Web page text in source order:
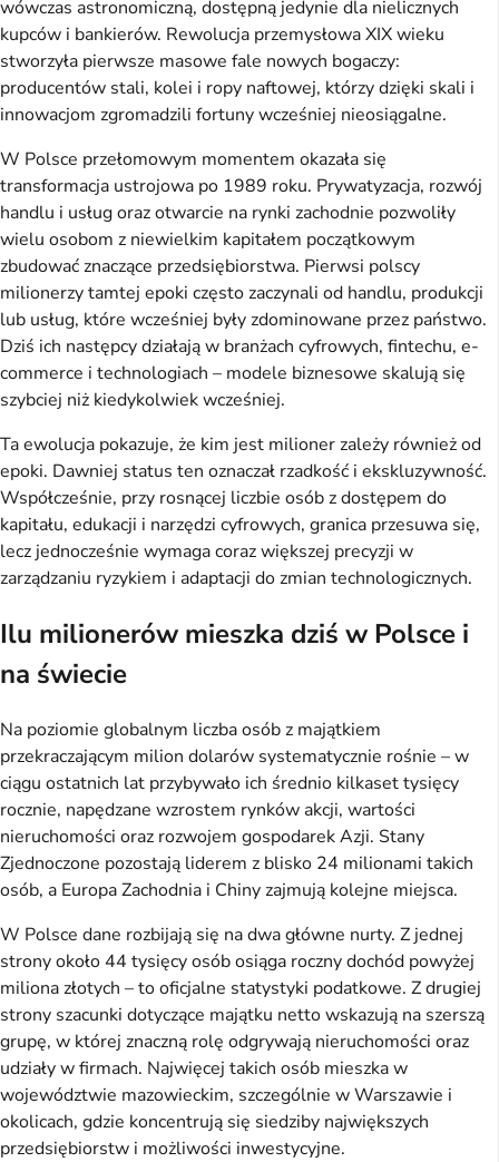
wówczas astronomiczną, dostępną jedynie dla nielicznych
kupców i bankierów. Rewolucja przemysłowa XIX wieku
stworzyła pierwsze masowe fale nowych bogaczy:
producentów stali, kolei i ropy naftowej, którzy dzięki skali i
innowacjom zgromadzili fortuny wcześniej nieosiągalne.
W Polsce przełomowym momentem okazała się
transformacja ustrojowa po 1989 roku. Prywatyzacja, rozwój
handlu i usług oraz otwarcie na rynki zachodnie pozwoliły
wielu osobom z niewielkim kapitałem początkowym
zbudować znaczące przedsiębiorstwa. Pierwsi polscy
milionerzy tamtej epoki często zaczynali od handlu, produkcji
lub usług, które wcześniej były zdominowane przez państwo.
Dziś ich następcy działają w branżach cyfrowych, fintechu, e-
commerce i technologiach – modele biznesowe skalują się
szybciej niż kiedykolwiek wcześniej.
Ta ewolucja pokazuje, że kim jest milioner zależy również od
epoki. Dawniej status ten oznaczał rzadkość i ekskluzywność.
Współcześnie, przy rosnącej liczbie osób z dostępem do
kapitału, edukacji i narzędzi cyfrowych, granica przesuwa się,
lecz jednocześnie wymaga coraz większej precyzji w
zarządzaniu ryzykiem i adaptacji do zmian technologicznych.
Ilu milionerów mieszka dziś w Polsce i
na świecie
Na poziomie globalnym liczba osób z majątkiem
przekraczającym milion dolarów systematycznie rośnie – w
ciągu ostatnich lat przybywało ich średnio kilkaset tysięcy
rocznie, napędzane wzrostem rynków akcji, wartości
nieruchomości oraz rozwojem gospodarek Azji. Stany
Zjednoczone pozostają liderem z blisko 24 milionami takich
osób, a Europa Zachodnia i Chiny zajmują kolejne miejsca.
W Polsce dane rozbijają się na dwa główne nurty. Z jednej
strony około 44 tysięcy osób osiąga roczny dochód powyżej
miliona złotych – to oficjalne statystyki podatkowe. Z drugiej
strony szacunki dotyczące majątku netto wskazują na szerszą
grupę, w której znaczną rolę odgrywają nieruchomości oraz
udziały w firmach. Najwięcej takich osób mieszka w
województwie mazowieckim, szczególnie w Warszawie i
okolicach, gdzie koncentrują się siedziby największych
przedsiębiorstw i możliwości inwestycyjne.